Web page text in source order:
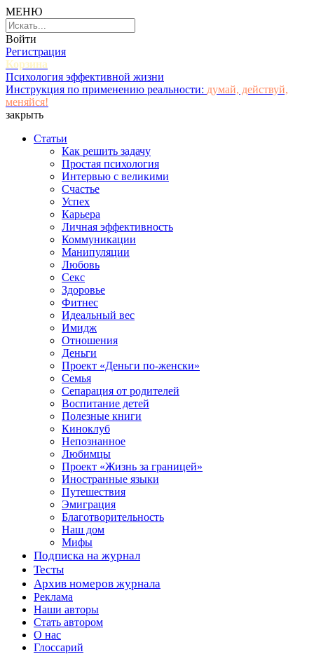
МЕНЮ
Войти
Регистрация
Корзина
Психология эффективной жизни
Инструкция по применению реальности: думай, действуй,
меняйся!
закрыть
Статьи
Как решить задачу
Простая психология
Интервью с великими
Счастье
Успех
Карьера
Личная эффективность
Коммуникации
Манипуляции
Любовь
Секс
Здоровье
Фитнес
Идеальный вес
Имидж
Отношения
Деньги
Проект «Деньги по-женски»
Семья
Сепарация от родителей
Воспитание детей
Полезные книги
Киноклуб
Непознанное
Любимцы
Проект «Жизнь за границей»
Иностранные языки
Путешествия
Эмиграция
Благотворительность
Наш дом
Мифы
Подписка на журнал
Тесты
Архив номеров журнала
Реклама
Наши авторы
Стать автором
О нас
Глоссарий